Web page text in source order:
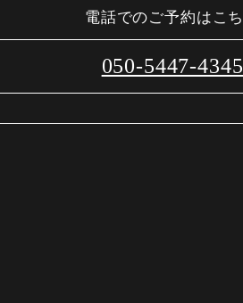
電話でのご予約はこ
050-5447-4345